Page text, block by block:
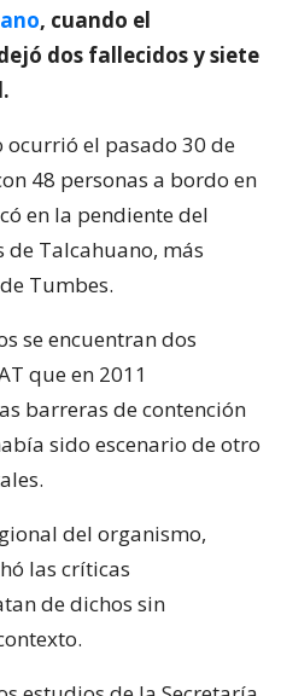
, cuando el
dos fallecidos y siete
ocurrió el pasado 30 de
48 personas a bordo en
en la pendiente del
de Talcahuano, más
Tumbes.
se encuentran dos
que en 2011
barreras de contención
sido escenario de otro
del organismo,
las críticas
de dichos sin